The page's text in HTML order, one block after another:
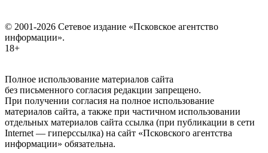
© 2001-2026 Сетевое издание «Псковское агентство
информации».
18+
Полное использование материалов сайта
без письменного согласия редакции запрещено.
При получении согласия на полное использование
материалов сайта, а также при частичном использовании
отдельных материалов сайта ссылка (при публикации в сети
Internet — гиперссылка) на сайт «Псковского агентства
информации» обязательна.